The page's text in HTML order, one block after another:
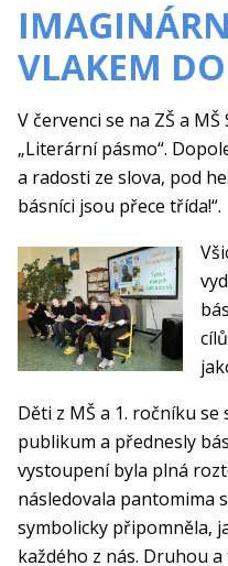
VLAKEM
V červenci se na ZŠ a
„Literární pásmo“.
a radosti ze slova, pod
básníci jsou přece třída!“.
Děti z MŠ a 1. ročníku
publikum a přednesly
vystoupení byla plná
následovala pantomima
symbolicky připomněla,
každého z nás. Druhou